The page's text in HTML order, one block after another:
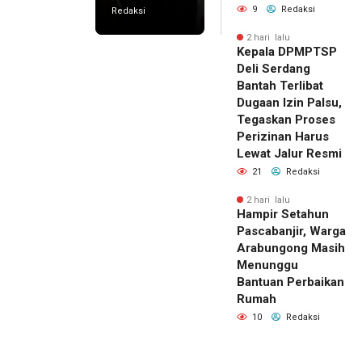
Redaksi
9 Redaksi
2 hari lalu
Kepala DPMPTSP
Deli Serdang
Bantah Terlibat
Dugaan Izin Palsu,
Tegaskan Proses
Perizinan Harus
Lewat Jalur Resmi
21 Redaksi
2 hari lalu
Hampir Setahun
Pascabanjir, Warga
Arabungong Masih
Menunggu
Bantuan Perbaikan
Rumah
10 Redaksi